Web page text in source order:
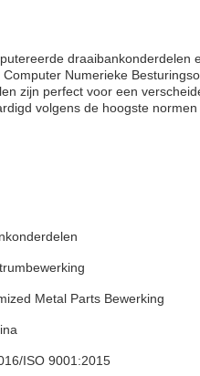
Numerieke
zijn perfect voor een
volgens de hoogste
Metal Parts Bewerking
ISO 9001:2015